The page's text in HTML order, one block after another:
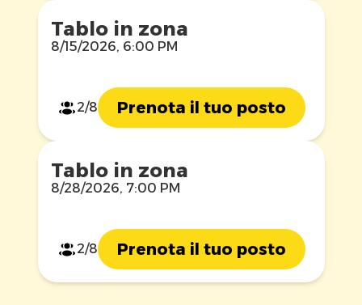
Tablo in zona
8/15/2026, 6:00 PM
2/8 Prenota il tuo posto
Tablo in zona
8/28/2026, 7:00 PM
2/8 Prenota il tuo posto